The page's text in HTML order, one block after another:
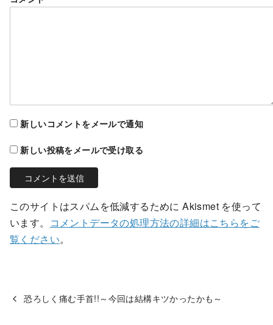
新しいコメントをメールで通知
新しい投稿をメールで受け取る
このサイトはスパムを低減するために Akismet を使って
います。
コメントデータの処理方法の詳細はこちらをご
覧ください。
恐ろしく痛む手首!!～今回は結構キツかったかも～